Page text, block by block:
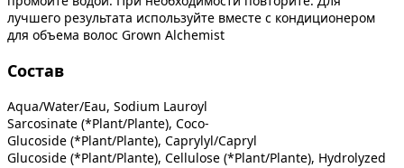
лучшего результата используйте вместе с кондиционером
для объема волос Grown Alchemist
Состав
Aqua/Water/Eau, Sodium Lauroyl
Sarcosinate (*Plant/Plante), Coco-
Glucoside (*Plant/Plante), Caprylyl/Capryl
Glucoside (*Plant/Plante), Cellulose (*Plant/Plante), Hydrolyzed